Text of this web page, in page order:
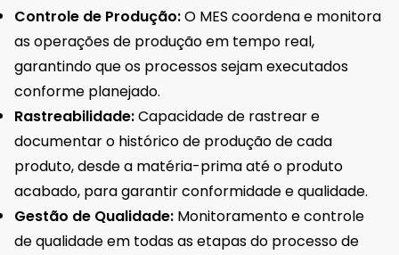
Controle de Produção:O MES coordena e monitora
as operações de produção em tempo real,
garantindo que os processos sejam executados
conforme planejado.
Rastreabilidade:Capacidade de rastrear e
documentar o histórico de produção de cada
produto, desde a matéria-prima até o produto
acabado, para garantir conformidade e qualidade.
Gestão de Qualidade: Monitoramento e controle
de qualidade em todas as etapas do processo de